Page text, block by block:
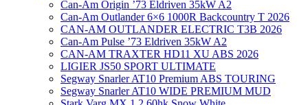
Can-Am Origin ’73 Eldriven 35kW A2
Can-Am Outlander 6×6 1000R Backcountry T 2026
CAN-AM OUTLANDER ELECTRIC T3B 2026
Can-Am Pulse ’73 Eldriven 35kW A2
CAN-AM TRAXTER HD11 XU ABS 2026
LIGIER JS50 SPORT ULTIMATE
Segway Snarler AT10 Premium ABS TOURING
Segway Snarler AT10 WIDE PREMIUM MUD